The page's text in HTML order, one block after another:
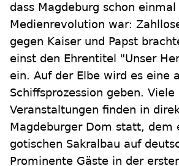
dass Magdeburg schon
Medienrevolution war:
gegen Kaiser und Papst
einst den Ehrentitel "Unser
ein. Auf der Elbe wird es eine
Schiffsprozession geben. Viele
Veranstaltungen finden in
Magdeburger Dom statt, dem
gotischen Sakralbau auf
Prominente Gäste in der